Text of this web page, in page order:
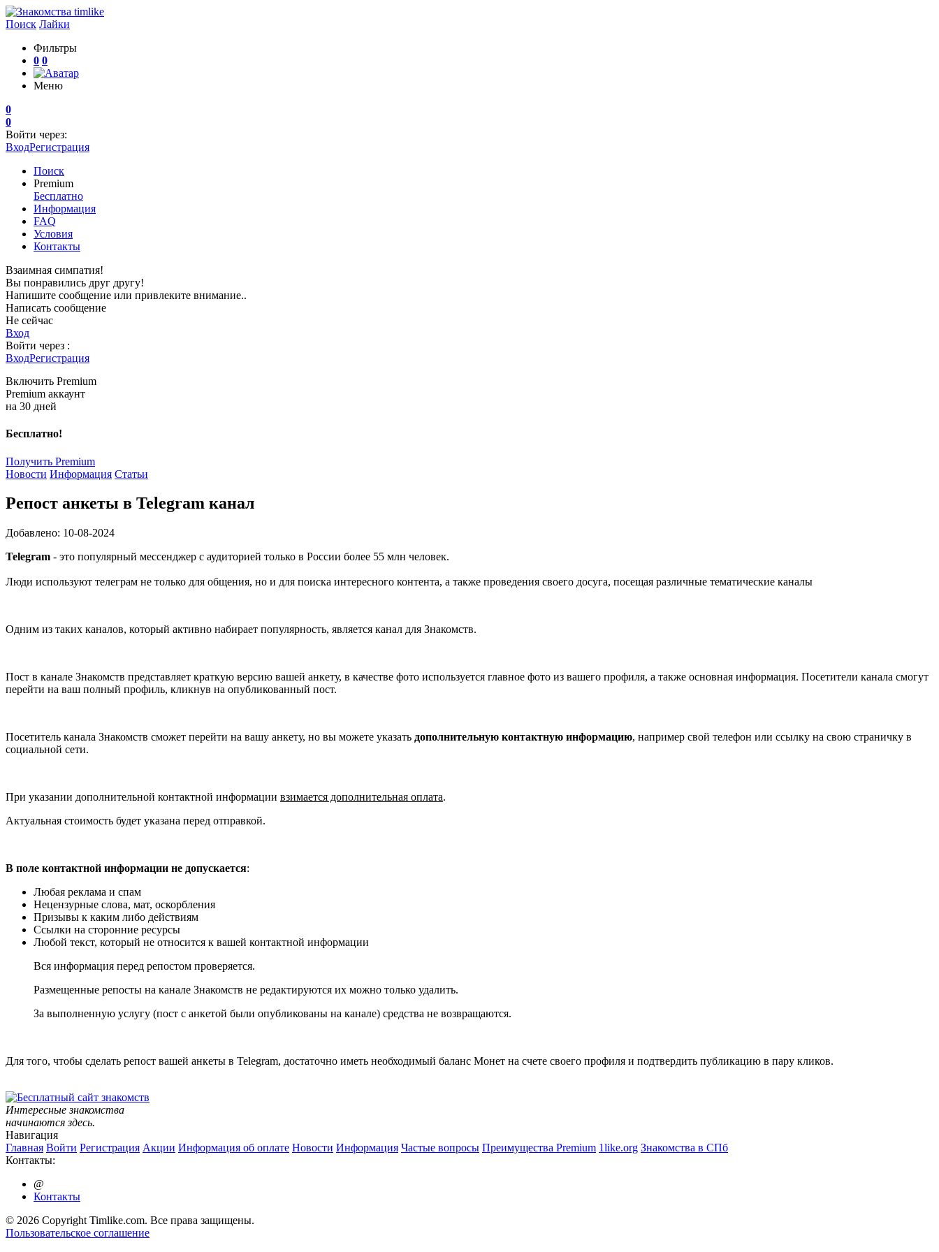
Поиск Лайки
Фильтры
0 0
Меню
0
0
Войти через:
ВходРегистрация
Поиск
Premium
Бесплатно
Информация
FAQ
Условия
Контакты
Взаимная симпатия!
Вы понравились друг другу!
Напишите сообщение или привлеките внимание..
Написать сообщение
Не сейчас
Вход
Войти через :
ВходРегистрация
Включить Premium
Premium аккаунт
на 30 дней
Бесплатно!
Получить Premium
Новости Информация Статьи
Репост анкеты в Telegram канал
Добавлено: 10-08-2024
Telegram - это популярный мессенджер с аудиторией только в России более 55 млн человек.
Люди используют телеграм не только для общения, но и для поиска интересного контента, а также проведения своего досуга, посещая различные тематические каналы
Одним из таких каналов, который активно набирает популярность, является канал для Знакомств.
Пост в канале Знакомств представляет краткую версию вашей анкету, в качестве фото используется главное фото из вашего профиля, а также основная информация. Посетители канала смогут
перейти на ваш полный профиль, кликнув на опубликованный пост.
Посетитель канала Знакомств сможет перейти на вашу анкету, но вы можете указать дополнительную контактную информацию, например свой телефон или ссылку на свою страничку в
социальной сети.
При указании дополнительной контактной информации взимается дополнительная оплата.
Актуальная стоимость будет указана перед отправкой.
В поле контактной информации не допускается:
Любая реклама и спам
Нецензурные слова, мат, оскорбления
Призывы к каким либо действиям
Ссылки на сторонние ресурсы
Любой текст, который не относится к вашей контактной информации
Вся информация перед репостом проверяется.
Размещенные репосты на канале Знакомств не редактируются их можно только удалить.
За выполненную услугу (пост с анкетой были опубликованы на канале) средства не возвращаются.
Для того, чтобы сделать репост вашей анкеты в Telegram, достаточно иметь необходимый баланс Монет на счете своего профиля и подтвердить публикацию в пару кликов.
Интересные знакомства
начинаются здесь.
Навигация
Главная Войти Регистрация Акции Информация об оплате Новости Информация Частые вопросы Преимущества Premium 1like.org Знакомства в СПб
Контакты:
@
Контакты
© 2026 Copyright Timlike.com. Все права защищены.
Пользовательское соглашение